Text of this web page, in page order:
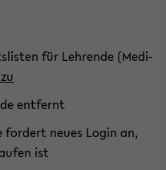
für Leh­ren­de (Me­di­
ent­fernt
for­dert neues Login an,
ist